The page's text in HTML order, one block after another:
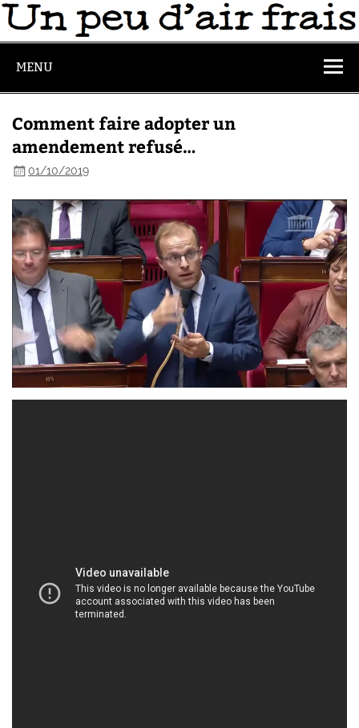
MENU
Comment faire adopter un
amendement refusé…
01/10/2019